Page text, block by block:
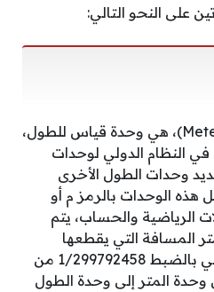
على النحو التالي:
وحدة العداد (بالإنجليزية: Meter)، هي وحدة قياس للطول،
في النظام الدولي لوحدات
وحدات الطول الأخرى
هذه الوحدات بالرمز م أو
الرياضية والحساب، يتم
المسافة التي يقطعها
الضوء في الفراغ المثالي هي بالضبط 1/299792458 من
وحدة المتر إلى وحدة الطول